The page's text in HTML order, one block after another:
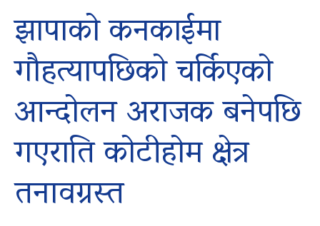
झापाको कनकाईमा
गौहत्यापछिको चर्किएको
आन्दोलन अराजक बनेपछि
गएराति कोटीहोम क्षेत्र
तनावग्रस्त